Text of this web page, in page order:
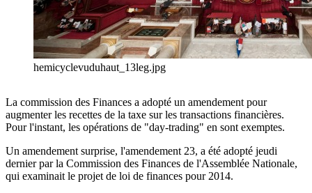
hemicyclevuduhaut_13leg.jpg
La commission des Finances a adopté un amendement pour
augmenter les recettes de la taxe sur les transactions financières.
Pour l'instant, les opérations de "day-trading" en sont exemptes.
Un amendement surprise, l'amendement 23, a été adopté jeudi
dernier par la Commission des Finances de l'Assemblée Nationale,
qui examinait le projet de loi de finances pour 2014.